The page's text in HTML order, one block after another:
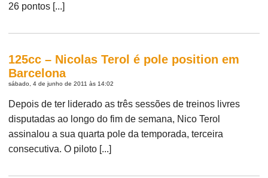
26 pontos [...]
125cc – Nicolas Terol é pole position em
Barcelona
sábado, 4 de junho de 2011 às 14:02
Depois de ter liderado as três sessões de treinos livres
disputadas ao longo do fim de semana, Nico Terol
assinalou a sua quarta pole da temporada, terceira
consecutiva. O piloto [...]